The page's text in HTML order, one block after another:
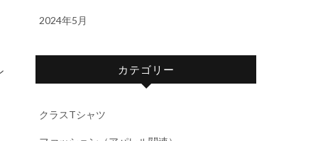
2024年5月
カテゴリー
クラスTシャツ